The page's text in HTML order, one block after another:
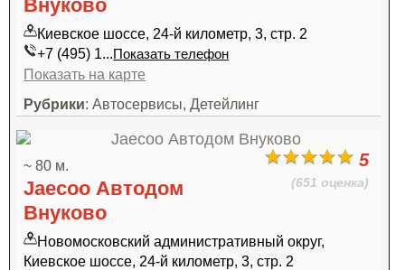
Внуково
Киевское шоссе, 24-й километр, 3, стр. 2
+7 (495) 1...Показать телефон
Показать на карте
Рубрики: Автосервисы, Детейлинг
5
(651 оценка)
~ 80 м.
Jaecoo Автодом
Внуково
Новомосковский административный округ,
Киевское шоссе, 24-й километр, 3, стр. 2